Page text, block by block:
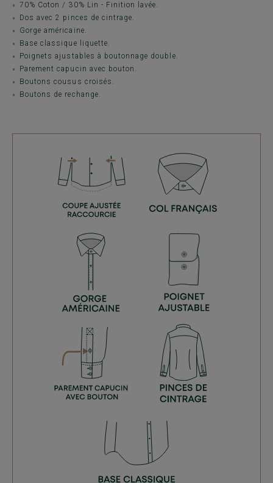
70% Coton / 30% Lin - Finition lavée.
Dos avec 2 pinces de cintrage.
Gorge américaine.
Base classique liquette.
Poignets ajustables à boutonnage double.
Parement capucin avec bouton.
Boutons cousus croisés.
Boutons de rechange.